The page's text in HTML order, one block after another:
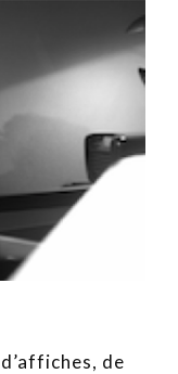
de